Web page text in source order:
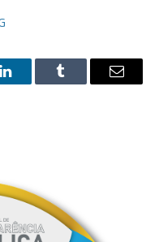
LinkedInTumblr Email